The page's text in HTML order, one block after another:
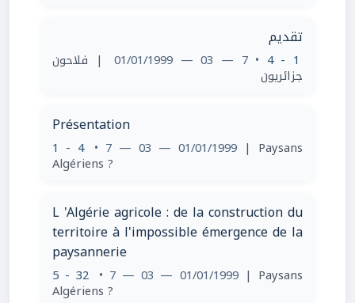
تقديم
1 - 4
• 7 — 03 — 01/01/1999 | فلاحون
جزائريون
Présentation
1 - 4 • 7 — 03 — 01/01/1999 | Paysans
Algériens ?
L 'Algérie agricole : de la construction du
territoire à l'impossible émergence de la
paysannerie
5 - 32 • 7 — 03 — 01/01/1999 | Paysans
Algériens ?